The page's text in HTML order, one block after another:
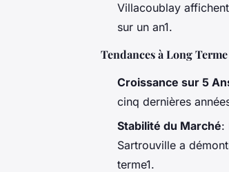
Villacoublay
sur un an1.
Tendances à Long Terme
Croissance sur 5
cinq dernières
Stabilité du Marché:
Sartrouville a
terme1.